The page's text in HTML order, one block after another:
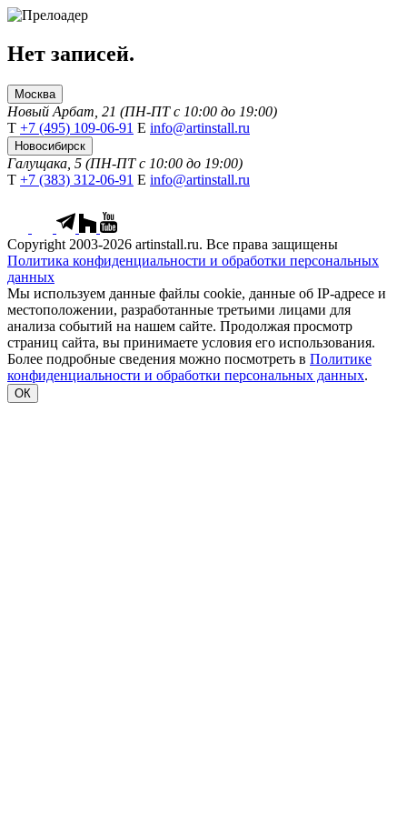
Нет записей.
Москва
Новый Арбат, 21 (ПН-ПТ с 10:00 до 19:00)
Т +7 (495) 109-06-91 Е info@artinstall.ru
Новосибирск
Галущака, 5 (ПН-ПТ с 10:00 до 19:00)
Т +7 (383) 312-06-91 Е info@artinstall.ru
Copyright 2003-2026 artinstall.ru. Все права защищены
Политика конфиденциальности и обработки персональных
данных
Мы используем данные файлы cookie, данные об IP-адресе и
местоположении, разработанные третьими лицами для
анализа событий на нашем сайте. Продолжая просмотр
страниц сайта, вы принимаете условия его использования.
Более подробные сведения можно посмотреть в Политике
конфиденциальности и обработки персональных данных.
ОК